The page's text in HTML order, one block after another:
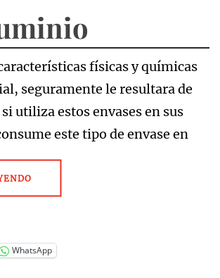
físicas y químicas
seguramente le resultara de
utiliza estos envases en sus
este tipo de envase en
WhatsApp